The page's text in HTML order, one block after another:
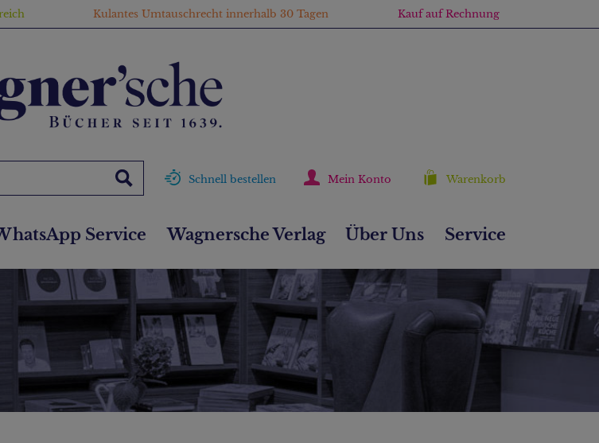
Kulantes Umtauschrecht innerhalb 30 Tagen Kauf auf Rechnung
Schnell bestellen Mein Konto Warenkorb
Service Wagnersche Verlag Über Uns Service